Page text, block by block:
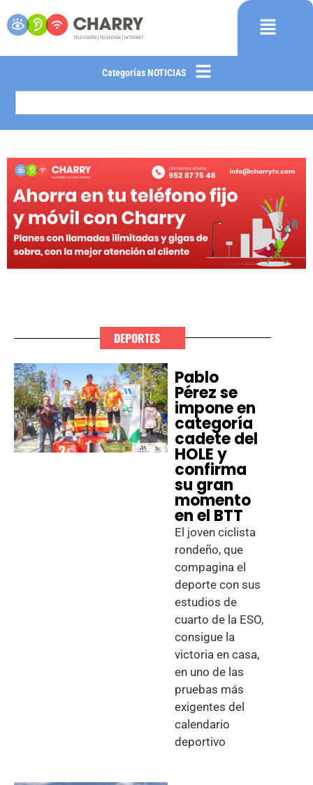
Categorías NOTICIAS
DEPORTES
Pablo
Pérez se
impone en
categoría
cadete del
HOLE y
confirma
su gran
momento
en el BTT
El joven ciclista
rondeño, que
compagina el
deporte con sus
estudios de
cuarto de la ESO,
consigue la
victoria en casa,
en uno de las
pruebas más
exigentes del
calendario
deportivo